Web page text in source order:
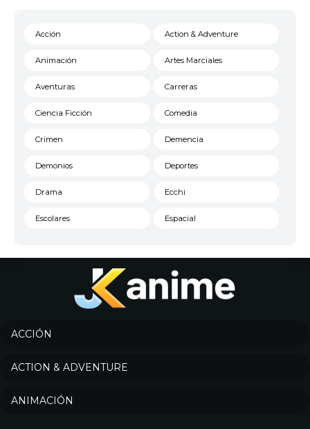
Acción Action & Adventure
Animación Artes Marciales
Aventuras Carreras
Ciencia Ficción Comedia
Crimen Demencia
Demonios Deportes
Drama Ecchi
Escolares Espacial
Historico
Josei
Música
ACCIÓN
ACTION & ADVENTURE
ANIMACIÓN